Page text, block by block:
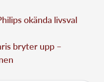
okända livsval
bryter upp –